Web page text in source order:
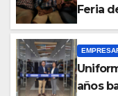
Feria
años